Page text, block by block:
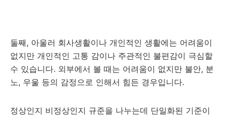
둘째, 아울러 회사생활이나 개인적인 생활에는 어려움이
없지만 개인적인 고통 감이나 주관적인 불편감이 극심할
수 있습니다. 외부에서 볼 때는 어려움이 없지만 불안, 분
노, 우울 등의 감정으로 인해서 힘든 경우입니다.
정상인지 비정상인지 규준을 나누는데 단일화된 기준이